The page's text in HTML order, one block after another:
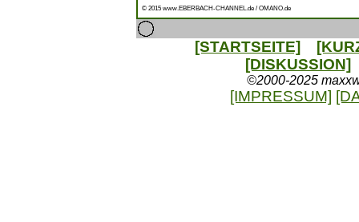
© 2015 www.EBERBACH-CHANNEL.de / OMANO.de
[STARTSEITE]
[DISKUSSION]
©2000-2025
[IMPRESSUM]